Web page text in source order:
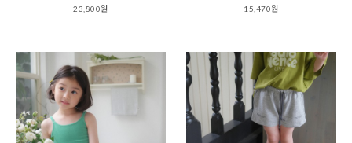
23,800원
15,470원